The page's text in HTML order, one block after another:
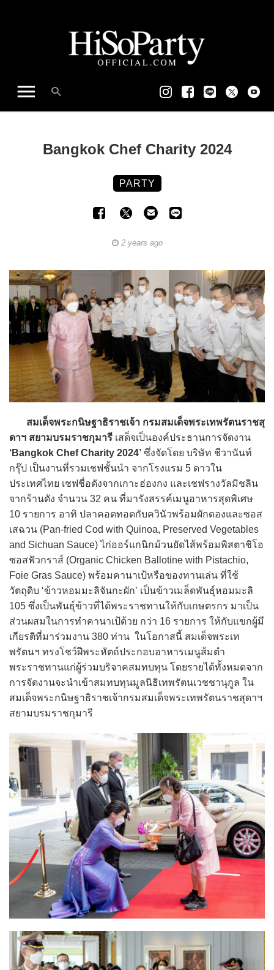
Bangkok Chef Charity 2024
PARTY
2 years ago
สมเด็จพระกนิษฐาธิราชเจ้า กรมสมเด็จพระเทพรัตนราชสุ
ดาฯ สยามบรมราชกุมารี เสด็จเป็นองค์ประธานการจัดงาน
‘Bangkok Chef Charity 2024’ ซึ่งจัดโดย บริษัท ชีวานันท์
กรุ๊ป เป็นงานที่รวมเชฟชั้นนำ จากโรงแรม 5 ดาวใน
ประเทศไทย เชฟชื่อดังจากเกาะฮ่องกง และเชฟรางวัลมิชลิน
จากร้านดัง จำนวน 32 คน ที่มารังสรรค์เมนูอาหารสุดพิเศษ
10 รายการ อาทิ ปลาคอดทอดกับควินัวพร้อมผักดองและซอส
เสฉวน (Pan-fried Cod with Quinoa, Preserved Vegetables
and Sichuan Sauce) ไก่ออร์แกนิกม้วนยัดไส้พร้อมพิสตาชิโอ
ซอสฟัวกราส์ (Organic Chicken Ballotine with Pistachio,
Foie Gras Sauce) พร้อมคานาเป้หรือของทานเล่น ที่ใช้
วัตถุดิบ ‘ข้าวหอมมะลิจันกะผัก’ เป็นข้าวเมล็ดพันธุ์หอมมะลิ
105 ซึ่งเป็นพันธุ์ข้าวที่ได้พระราชทานให้กับเกษตรกร มาเป็น
ส่วนผสมในการทำคานาเป้ด้วย กว่า 16 รายการ ให้กับแขกผู้มี
เกียรติที่มาร่วมงาน 380 ท่าน ในโอกาสนี้ สมเด็จพระเท
พรัตนฯ ทรงโชว์ฝีพระหัตถ์ประกอบอาหารเมนูส้มตำ
พระราชทานแก่ผู้ร่วมบริจาคสมทบทุน โดยรายได้ทั้งหมดจาก
การจัดงานจะนำเข้าสมทบทุนมูลนิธิเทพรัตนเวชชานุกูล ใน
สมเด็จพระกนิษฐาธิราชเจ้ากรมสมเด็จพระเทพรัตนราชสุดาฯ
สยามบรมราชกุมารี